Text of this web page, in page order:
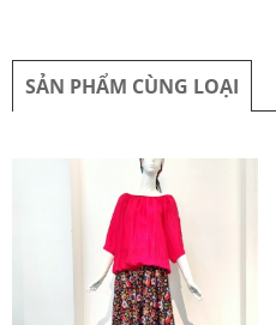
SẢN PHẨM CÙNG LOẠI